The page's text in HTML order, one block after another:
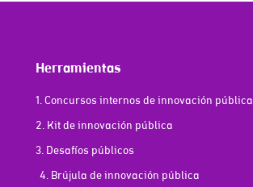
Herramientas
1. Concursos internos de innovación pública
2. Kit de innovación pública
3. Desafíos públicos
4. Brújula de innovación pública